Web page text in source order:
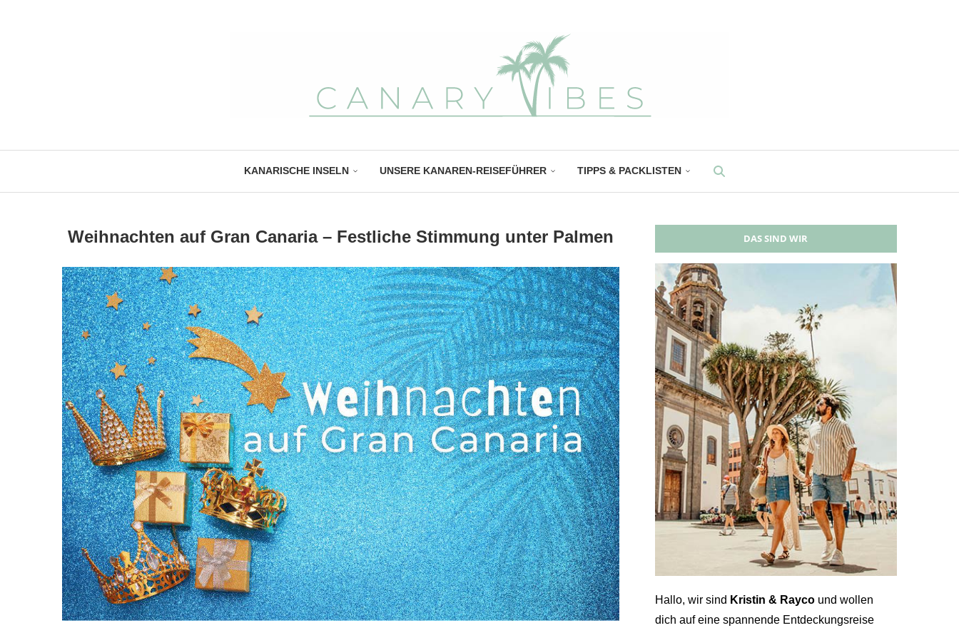
KANARISCHE INSELN UNSERE KANAREN-REISEFÜHRER TIPPS & PACKLISTEN
Weihnachten auf Gran Canaria – Festliche Stimmung unter Palmen DAS SIND WIR
Hallo, wir sind Kristin & Raycound wollen
dich auf eine spannende Entdeckungsreise